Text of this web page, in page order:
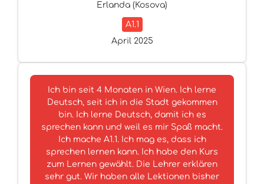
Erlanda (Kosova)
A1.1
April 2025
Ich bin seit 4 Monaten in Wien. Ich lerne
Deutsch, seit ich in die Stadt gekommen
bin. Ich lerne Deutsch, damit ich es
sprechen kann und weil es mir Spaß macht.
Ich mache A1.1. Ich mag es, dass ich
sprechen lernen kann. Ich habe den Kurs
zum Lernen gewählt. Die Lehrer erklären
sehr gut. Wir haben alle Lektionen bisher